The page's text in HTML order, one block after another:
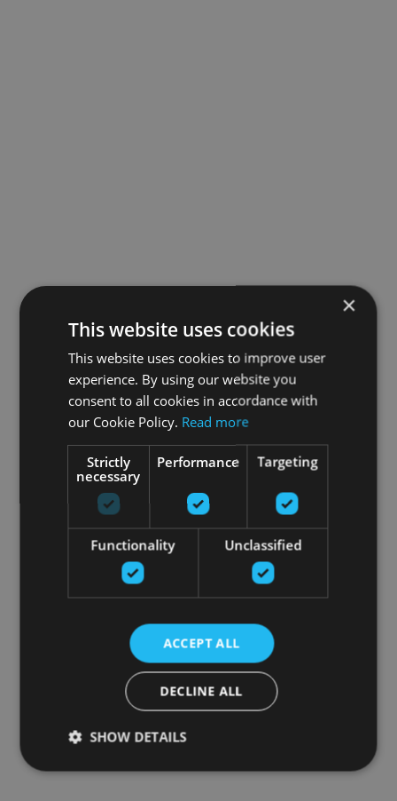
×
This website uses cookies
This website uses cookies to improve user
experience. By using our website you
consent to all cookies in accordance with
our Cookie Policy. Read more
Strictly
necessary
Performance Targeting
Functionality Unclassified
ACCEPT ALL
DECLINE ALL
SHOW DETAILS